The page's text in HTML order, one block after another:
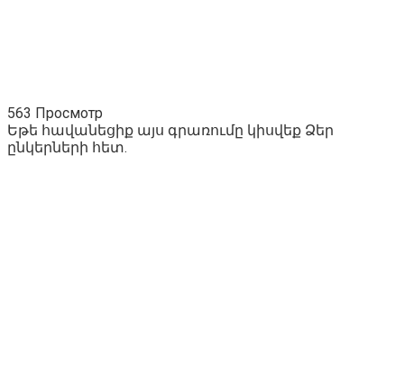
563 Просмотр
Եթե հավանեցիք այս գրառումը կիսվեք Ձեր
ընկերների հետ.